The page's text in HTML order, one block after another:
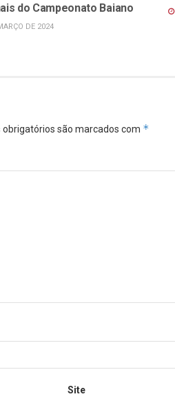
do Campeonato Baiano
DE 2024
obrigatórios são marcados com *
Site